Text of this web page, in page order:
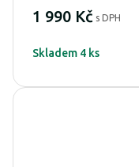
1 990 Kč s DPH
Skladem 4 ks